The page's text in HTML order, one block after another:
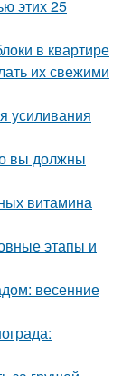
этих 25
в квартире
их свежими
усиливания
вы должны
витамина
этапы и
весенние